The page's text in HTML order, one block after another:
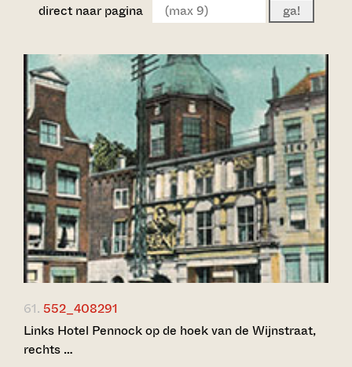
direct naar pagina ga!
61. 552_408291
Links Hotel Pennock op de hoek van de Wijnstraat,
rechts …